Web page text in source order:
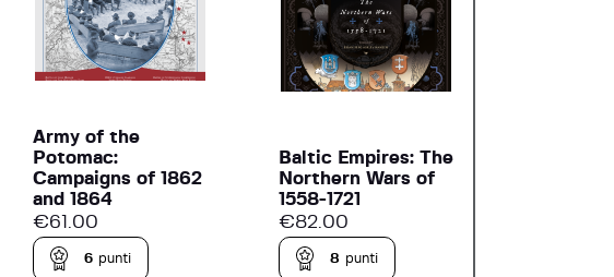
Army of the
Potomac:
Campaigns of 1862
and 1864
€61.00
6 punti
Baltic Empires: The
Northern Wars of
1558-1721
€82.00
8 punti